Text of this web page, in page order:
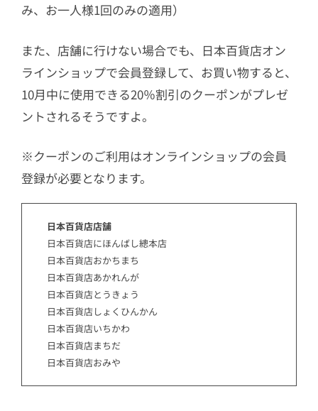
み、お一人様1回のみの適用）
また、店舗に行けない場合でも、日本百貨店オン
ラインショップで会員登録して、お買い物すると、
10月中に使用できる20％割引のクーポンがプレゼ
ントされるそうですよ。
※クーポンのご利用はオンラインショップの会員
登録が必要となります。
日本百貨店店舗
日本百貨店にほんばし總本店
日本百貨店おかちまち
日本百貨店あかれんが
日本百貨店とうきょう
日本百貨店しょくひんかん
日本百貨店いちかわ
日本百貨店まちだ
日本百貨店おみや